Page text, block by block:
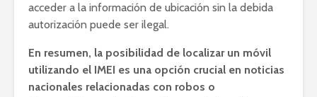
acceder a la información de ubicación sin la debida
autorización puede ser ilegal.
En resumen, la posibilidad de localizar un móvil
utilizando el IMEI es una opción crucial en noticias
nacionales relacionadas con robos o